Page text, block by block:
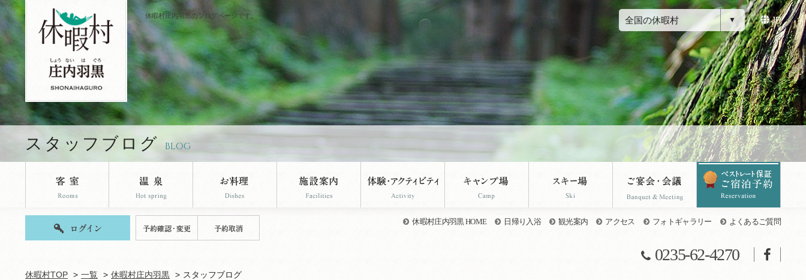
休暇村庄内羽黒のブログページです。 全国の休暇村 JP
スタッフブログ BLOG
休暇村庄内羽黒 HOME 日帰り入浴 観光案内 アクセス フォトギャラリー よくあるご質問
0235-62-4270
休暇村TOP 一覧 休暇村庄内羽黒 スタッフブログ